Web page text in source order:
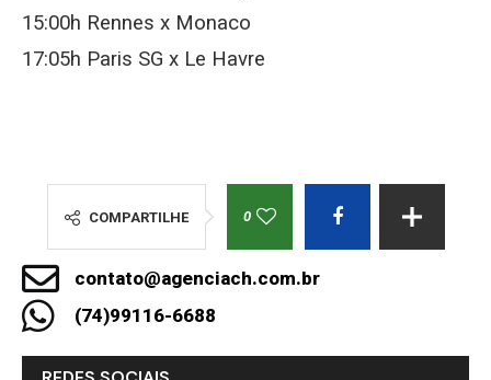
15:00h Rennes x Monaco
17:05h Paris SG x Le Havre
COMPARTILHE 0
contato@agenciach.com.br
(74)99116-6688